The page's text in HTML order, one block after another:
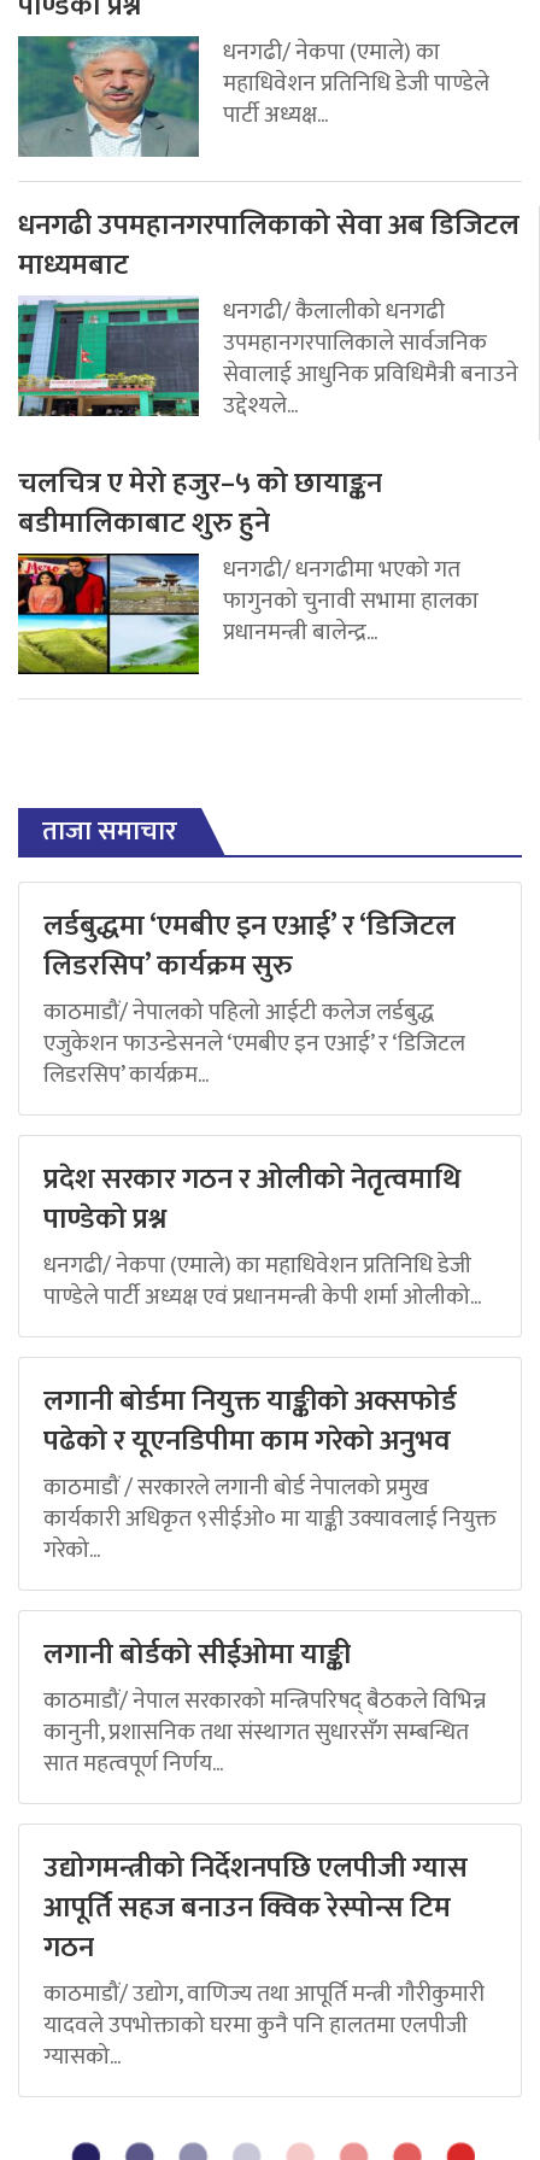
धनगढी/ नेकपा (एमाले) का
महाधिवेशन प्रतिनिधि डेजी पाण्डेले
पार्टी अध्यक्ष...
धनगढी उपमहानगरपालिकाको सेवा अब डिजिटल
माध्यमबाट
धनगढी/ कैलालीको धनगढी
उपमहानगरपालिकाले सार्वजनिक
सेवालाई आधुनिक प्रविधिमैत्री बनाउने
उद्देश्यले...
चलचित्र ए मेरो हजुर–५ को छायाङ्कन
बडीमालिकाबाट शुरु हुने
धनगढी/ धनगढीमा भएको गत
फागुनको चुनावी सभामा हालका
प्रधानमन्त्री बालेन्द्र...
ताजा समाचार
लर्डबुद्धमा ‘एमबीए इन एआई’ र ‘डिजिटल
लिडरसिप’ कार्यक्रम सुरु
काठमाडौं/ नेपालको पहिलो आईटी कलेज लर्डबुद्ध
एजुकेशन फाउन्डेसनले ‘एमबीए इन एआई’ र ‘डिजिटल
लिडरसिप’ कार्यक्रम...
प्रदेश सरकार गठन र ओलीको नेतृत्वमाथि
पाण्डेको प्रश्न
धनगढी/ नेकपा (एमाले) का महाधिवेशन प्रतिनिधि डेजी
पाण्डेले पार्टी अध्यक्ष एवं प्रधानमन्त्री केपी शर्मा ओलीको...
लगानी बोर्डमा नियुक्त याङ्कीको अक्सफोर्ड
पढेको र यूएनडिपीमा काम गरेको अनुभव
काठमाडौं / सरकारले लगानी बोर्ड नेपालको प्रमुख
कार्यकारी अधिकृत ९सीईओ० मा याङ्की उक्यावलाई नियुक्त
गरेको...
लगानी बोर्डको सीईओमा याङ्की
काठमाडौं/ नेपाल सरकारको मन्त्रिपरिषद् बैठकले विभिन्न
कानुनी, प्रशासनिक तथा संस्थागत सुधारसँग सम्बन्धित
सात महत्वपूर्ण निर्णय...
उद्योगमन्त्रीको निर्देशनपछि एलपीजी ग्यास
आपूर्ति सहज बनाउन क्विक रेस्पोन्स टिम
गठन
काठमाडौं/ उद्योग, वाणिज्य तथा आपूर्ति मन्त्री गौरीकुमारी
यादवले उपभोक्ताको घरमा कुनै पनि हालतमा एलपीजी
ग्यासको...